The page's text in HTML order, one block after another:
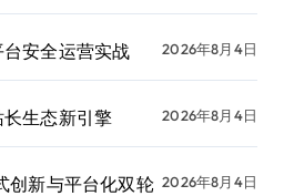
安全运营实战 2026年8月4日
生态新引擎 2026年8月4日
创新与平台化双轮 2026年8月4日